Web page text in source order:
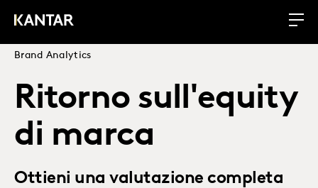
Brand Analytics
Ritorno sull'equity
di marca
Ottieni una valutazione completa